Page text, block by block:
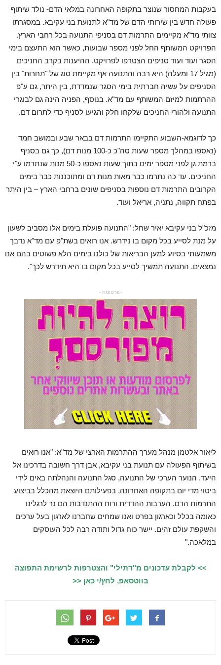
בעקבות המחסור שנוצר בתקופה האחרונה במלאי הדם- נולד שיתוף
פעולה חדש בין שירותי הדם של מד"א לתנועת בני עקיבא. במסגרתו
צוותי מד"א מקיימים התרמות דם בסניפי התנועה בכל רחבי הארץ.
הפרויקט המשותף החל לפני מספר שבועות, כאשר הוא התעצם בימי
הסגר ועוד ועוד סניפים הצטרפו לפרויקט. ההיענות בקרב החניכים
(מגיל 17 ומעלה) היא רבה והתנועה אף מקיימת סוג של "תחרות" בין
הסניפים על עשיה חברתית בימי הסגר שנמדדת, בין היתר, גם ע"פ
ההרתמות למיזם המשותף עם מד"א. בנוסף, הפניה הינה גם לבוגרי
התנועה ולהורי החניכים שלקחו חלק והגיעו לסניף כדי לתרום דם.
כך לדוגמא-השבוע התקיימו התרמות דם בבאר שבע ובמושב חמד
(נאספו במהלך מספר שעות סה"כ כ-100 מנות דם), כך גם בסניף
ברמת גן לפני מספר ימים בתוך שעות נאספו כ-50 מנות שנתרמו ע"י
החניכים. עד כה נתרמו כבר מאות מנות דם ומתוכננות כבר בימים
הקרובים התרמות דם נוספות בסניפים שונים ברחבי הארץ – בין היתר
בפתח תקווה, נתניה, אריאל ועוד.
מזכ"ל בני עקיבא יאיר שחל: "התנועה פועלת בימים אלו מסביב לשעון
על מנת לסייע בכל מקום בו נידרש. אנו רואים בשת"פ עם מד"א נדבך
משמעותי בסיוע למען הבריאות של כולנו בימים הלא פשוטים בהם אנו
נמצאים. התנועה תמשיך לסייע בכל מקום בו היא תידרש לכך".
- פרסומת -
ליאור אלטמן מנהל מערך ההתרמות הארצי של מד"א: "אנו רואים
בשיתוף הפעולה עם תנועת בני עקיבא, אבן דרך חשובה בדרכינו אל
היעד. הנוער הערכי של התנועה, סגל התנועה והנהלתה באים לידי
ביטוי מדי יום בתקופה האחרונה, בפעילותם היוצאת מהכלל בביצוע
התרמות הדם. הערבות ההדדית ורוח ההתנדבות הם נר לרגלינו
כאומה בכלל וכארגון בפרט ואנו שמחים שחברנו לארגון בעל ערכים
והשקפת עולם זהים. יישר כוח גדול ותודה רבה לכל העוסקים
במלאכה."
>> לקבלת עדכונים מ"דתילי" והצטרפות לרשימת התפוצה
בווטסאפ, לחץ/י כאן <<